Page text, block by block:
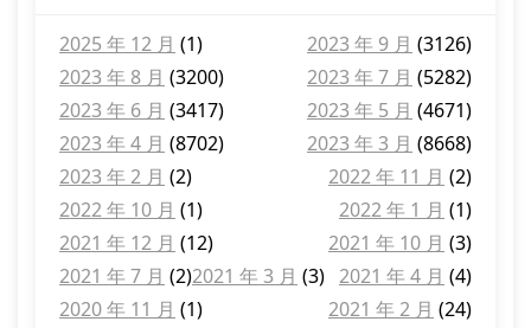
2025 年 12 月 (1) 2023 年 9 月 (3126)
2023 年 8 月 (3200) 2023 年 7 月 (5282)
2023 年 6 月 (3417) 2023 年 5 月 (4671)
2023 年 4 月 (8702) 2023 年 3 月 (8668)
2023 年 2 月 (2) 2022 年 11 月 (2)
2022 年 10 月 (1) 2022 年 1 月 (1)
2021 年 12 月 (12) 2021 年 10 月 (3)
2021 年 7 月 (2) 2021 年 4 月 (4)
2021 年 3 月 (3)
2021 年 2 月 (24)
2020 年 11 月 (1)